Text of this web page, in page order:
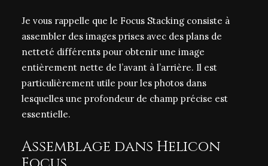
Je vous rappelle que le Focus Stacking consiste à
assembler des images prises avec des plans de
netteté différents pour obtenir une image
entièrement nette de l’avant à l’arrière. Il est
particulièrement utile pour les photos dans
lesquelles une profondeur de champ précise est
essentielle.
Assemblage dans Helicon